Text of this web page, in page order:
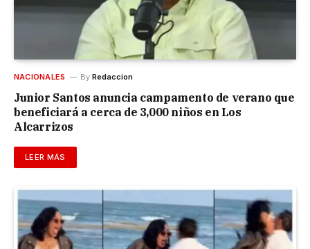
NACIONALES By Redaccion
Junior Santos anuncia campamento de verano que
beneficiará a cerca de 3,000 niños en Los
Alcarrizos
LEER MÁS